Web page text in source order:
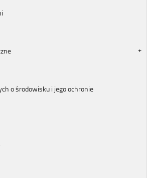
o środowisku i jego ochronie